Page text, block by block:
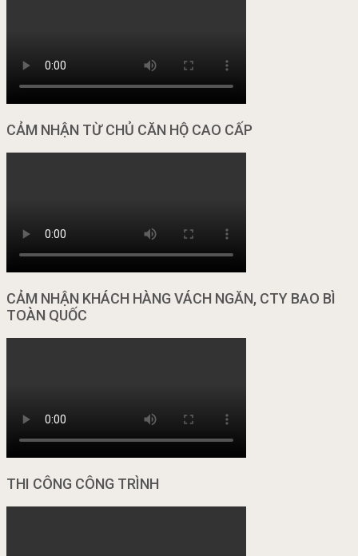
CẢM NHẬN TỪ CHỦ CĂN HỘ CAO CẤP
CẢM NHẬN KHÁCH HÀNG VÁCH NGĂN, CTY BAO BÌ
TOÀN QUỐC
THI CÔNG CÔNG TRÌNH